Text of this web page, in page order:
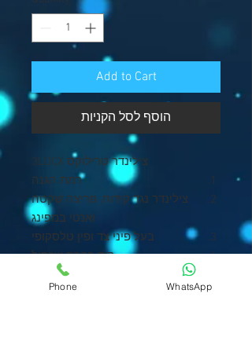
Add to Cart
הוסף לסל הקניות
צילינדר טרילוקס 3LOCX
רמת הגנה
צילינדר נגד קידוח, פריצה שקטה
ואנטי במפינג
בעל פיני צד ופין טלסקופי
קוד בקרת שכפול
כפתור חירום ומלכודת לפורץ
Phone WhatsApp